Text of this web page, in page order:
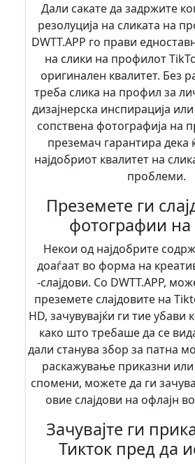
Дали сакате да задржите
резолуција на сликата на
DWTT.APP го прави
на слики на профилот
оригинален квалитет. Без
треба слика на профил за
дизајнерска инспирација
сопствена фотографија на
преземач гарантира дека
најдобриот квалитет на
проблеми.
Преземете ги
фотографии на
Некои од најдобрите
доаѓаат во форма на
-слајдови. Со DWTT.APP,
преземете слајдовите на
HD, зачувувајќи ги тие
како што требаше да се
дали станува збор за патна
раскажување приказни
спомени, можете да ги
овие слајдови на офлајн
Зачувајте ги
Тикток пред да